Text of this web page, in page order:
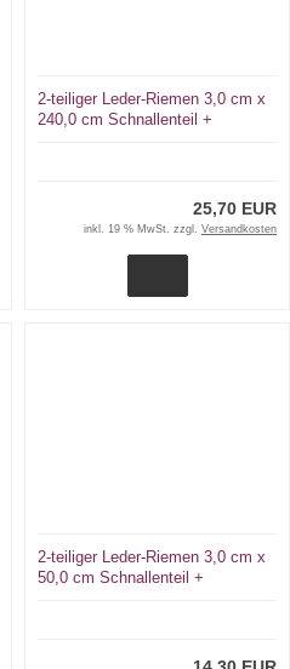
2-teiliger Leder-Riemen 3,0 cm x
240,0 cm Schnallenteil +
25,70 EUR
inkl. 19 % MwSt. zzgl. Versandkosten
2-teiliger Leder-Riemen 3,0 cm x
50,0 cm Schnallenteil +